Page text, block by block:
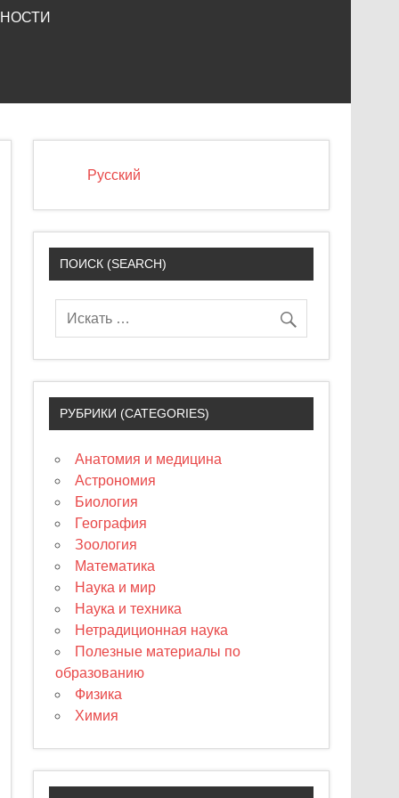
Русский
ПОИСК (SEARCH)
РУБРИКИ (CATEGORIES)
Анатомия и медицина
Астрономия
Биология
География
Зоология
Математика
Наука и мир
Наука и техника
Нетрадиционная наука
Полезные материалы по
образованию
Физика
Химия